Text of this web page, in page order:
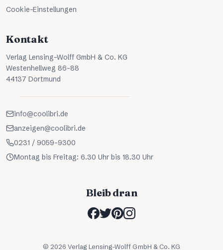
Cookie-Einstellungen
Kontakt
Verlag Lensing-Wolff GmbH & Co. KG
Westenhellweg 86-88
44137 Dortmund
info@coolibri.de
anzeigen@coolibri.de
0231 / 9059-9300
Montag bis Freitag: 6.30 Uhr bis 18.30 Uhr
Bleib dran
© 2026 Verlag Lensing-Wolff GmbH & Co. KG